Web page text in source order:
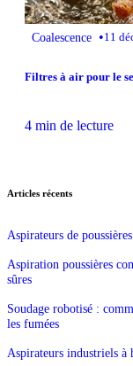
Coalescence •11
Filtres à air pour le
4 min de lecture
Articles récents
Aspirateurs de
Aspiration poussières
sûres
Soudage robotisé :
les fumées
Aspirateurs industriels à